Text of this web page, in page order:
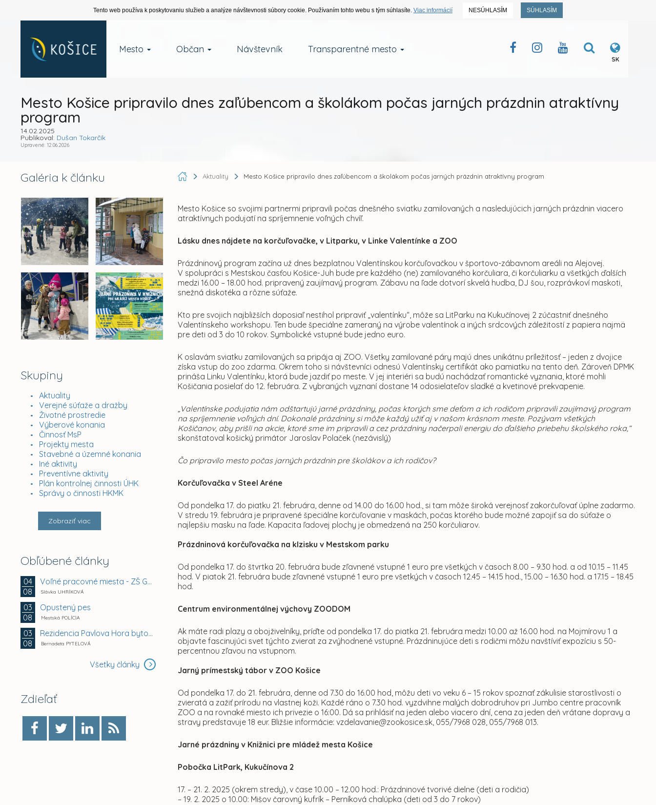
Tento web používa k poskytovaniu služieb a analýze návštevnosti súbory cookie. Používaním tohto webu s tým súhlasíte. Viac informácií NESÚHLASÍM SÚHLASÍM
Mesto Občan Návštevník Transparentné mesto
SK
Mesto Košice pripravilo dnes zaľúbencom a školákom počas jarných prázdnin atraktívny
program
14.02.2025
Publikoval: Dušan Tokarčík
Upravené: 12.06.2026
Galéria k článku
Skupiny
Aktuality
Verejné súťaže a dražby
Životné prostredie
Výberové konania
Činnosť MsP
Projekty mesta
Stavebné a územné konania
Iné aktivity
Preventívne aktivity
Plán kontrolnej činnosti ÚHK
Správy o činnosti HKMK
Zobraziť viac
Obľúbené články
04
08
Voľné pracovné miesta - ZŠ Gemerská 2, Košice -...
Slávka UHRÍKOVÁ
03
08
Opustený pes
Mestská POLÍCIA
03
08
Rezidencia Pavlova Hora bytový dom A + B +...
Bernadeta PYTELOVÁ
Všetky články
Zdieľať
Aktuality Mesto Košice pripravilo dnes zaľúbencom a školákom počas jarných prázdnin atraktívny program
Mesto Košice so svojimi partnermi pripravili počas dnešného sviatku zamilovaných a nasledujúcich jarných prázdnin viacero
atraktívnych podujatí na spríjemnenie voľných chvíľ.
Lásku dnes nájdete na korčuľovačke, v Litparku, v Linke Valentínke a ZOO
Prázdninový program začína už dnes bezplatnou Valentínskou korčuľovačkou v športovo-zábavnom areáli na Alejovej.
V spolupráci s Mestskou časťou Košice-Juh bude pre každého (ne) zamilovaného korčuliara, či korčuliarku a všetkých ďalších
medzi 16.00 – 18.00 hod. pripravený zaujímavý program. Zábavu na ľade dotvorí skvelá hudba, DJ šou, rozprávkoví maskoti,
snežná diskotéka a rôzne súťaže.
Kto pre svojich najbližších doposiaľ nestihol pripraviť „valentínku“, môže sa LitParku na Kukučínovej 2 zúčastniť dnešného
Valentínskeho workshopu. Ten bude špeciálne zameraný na výrobe valentínok a iných srdcových záležitostí z papiera najmä
pre deti od 3 do 10 rokov. Symbolické vstupné bude jedno euro.
K oslavám sviatku zamilovaných sa pripája aj ZOO. Všetky zamilované páry majú dnes unikátnu príležitosť – jeden z dvojice
získa vstup do zoo zdarma. Okrem toho si návštevníci odnesú Valentínsky certifikát ako pamiatku na tento deň. Zároveň DPMK
prináša Linku Valentínku, ktorá bude jazdiť po meste. V jej interiéri sa budú nachádzať romantické vyznania, ktoré mohli
Košičania posielať do 12. februára. Z vybraných vyznaní dostane 14 odosielateľov sladké a kvetinové prekvapenie.
„Valentínske podujatia nám odštartujú jarné prázdniny, počas ktorých sme deťom a ich rodičom pripravili zaujímavý program
na spríjemnenie voľných dní. Dokonalé prázdniny si môže každý užiť aj v našom krásnom meste. Pozývam všetkých
Košičanov, aby prišli na akcie, ktoré sme im pripravili a cez prázdniny načerpali energiu do ďalšieho priebehu školského roka,“
skonštatoval košický primátor Jaroslav Polaček (nezávislý)
Čo pripravilo mesto počas jarných prázdnin pre školákov a ich rodičov?
Korčuľovačka v Steel Aréne
Od pondelka 17. do piatku 21. februára, denne od 14.00 do 16.00 hod., si tam môže široká verejnosť zakorčuľovať úplne zadarmo.
V stredu 19. februára je pripravené špeciálne korčuľovanie v maskách, počas ktorého bude možné zapojiť sa do súťaže o
najlepšiu masku na ľade. Kapacita ľadovej plochy je obmedzená na 250 korčuliarov.
Prázdninová korčuľovačka na klzisku v Mestskom parku
Od pondelka 17. do štvrtka 20. februára bude zľavnené vstupné 1 euro pre všetkých v časoch 8.00 – 9.30 hod. a od 10.15 – 11.45
hod. V piatok 21. februára bude zľavnené vstupné 1 euro pre všetkých v časoch 12.45 – 14.15 hod., 15.00 – 16.30 hod. a 17.15 – 18.45
hod.
Centrum environmentálnej výchovy ZOODOM
Ak máte radi plazy a obojživelníky, príďte od pondelka 17. do piatka 21. februára medzi 10.00 až 16.00 hod. na Mojmírovu 1 a
objavte fascinujúci svet týchto zvierat za zvýhodnené vstupné. Prázdninujúce deti s rodičmi môžu navštíviť expozíciu s 50-
percentnou zľavou na vstupnom.
Jarný prímestský tábor v ZOO Košice
Od pondelka 17. do 21. februára, denne od 7.30 do 16.00 hod, môžu deti vo veku 6 – 15 rokov spoznať zákulisie starostlivosti o
zvieratá a zažiť prírodu na vlastnej koži. Každé ráno o 7.30 hod. vyzdvihne malých dobrodruhov pri Jumbo centre pracovník
ZOO a na rovnaké miesto ich privezie o 16:00. Dá sa prihlásiť na jeden alebo viacero dní, cena za jeden deň vrátane dopravy a
stravy predstavuje 18 eur. Bližšie informácie: vzdelavanie@zookosice.sk, 055/7968 028, 055/7968 013.
Jarné prázdniny v Knižnici pre mládež mesta Košice
Pobočka LitPark, Kukučínova 2
­17. – 21. 2. 2025 (okrem stredy), v čase 10.00 – 12.00 hod.: Prázdninové tvorivé dielne (deti a rodičia)
– 19. 2. 2025 o 10.00: Mišov čarovný kufrík – Perníková chalúpka (deti od 3 do 7 rokov)